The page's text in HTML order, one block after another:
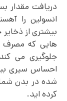
دریافت مقدار
انسولین را
بیشتری از ذخایر
هایی که مصرف
جلوگیری می‌
احساس سیری
شده در بدن شما
کرده اید.